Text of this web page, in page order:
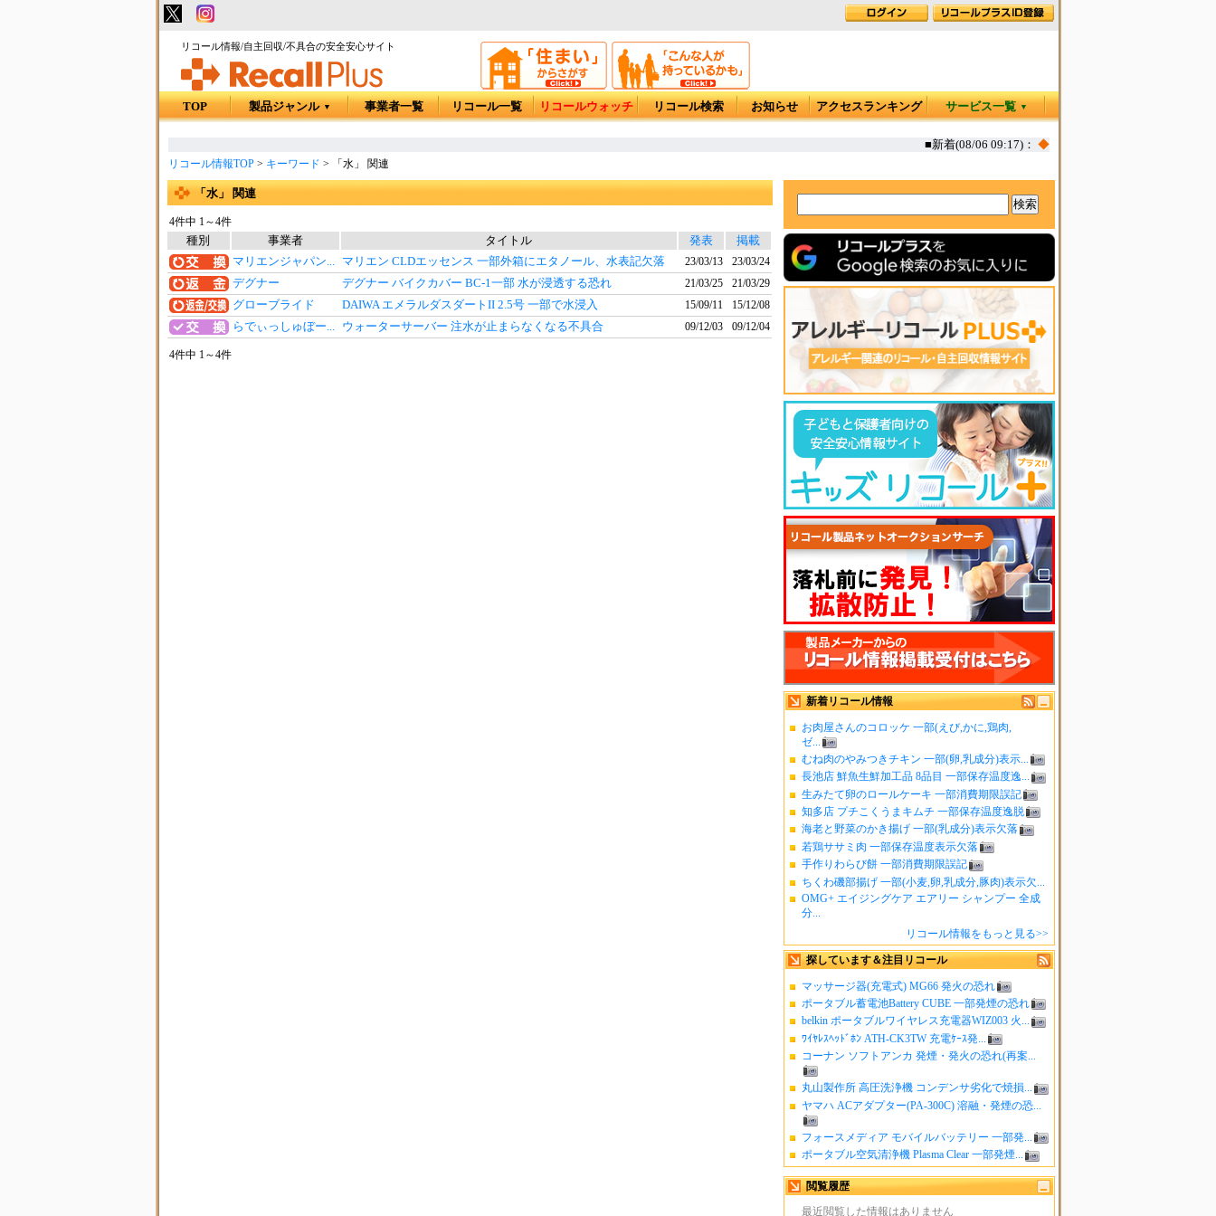
リコール情報/自主回収/不具合の安全安心サイト
TOP 製品ジャンル ▼ 事業者一覧 リコール一覧 リコールウォッチ リコール検索 お知らせ アクセスランキング サービス一覧 ▼
■新着(08/06 09:17)： ◆ お肉屋さんのコロッケ 一部(え
リコール情報TOP> キーワード > 「水」 関連
新着リコール情報
お肉屋さんのコロッケ 一部(えび,かに,鶏肉,
ゼ...
むね肉のやみつきチキン 一部(卵,乳成分)表示...
長池店 鮮魚生鮮加工品 8品目 一部保存温度逸...
生みたて卵のロールケーキ 一部消費期限誤記
知多店 プチこくうまキムチ 一部保存温度逸脱
海老と野菜のかき揚げ 一部(乳成分)表示欠落
若鶏ササミ肉 一部保存温度表示欠落
手作りわらび餅 一部消費期限誤記
ちくわ磯部揚げ 一部(小麦,卵,乳成分,豚肉)表示欠...
OMG+ エイジングケア エアリー シャンプー 全成
分...
リコール情報をもっと見る>>
探しています＆注目リコール
マッサージ器(充電式) MG66 発火の恐れ
ポータブル蓄電池Battery CUBE 一部発煙の恐れ
belkin ポータブルワイヤレス充電器WIZ003 火...
ﾜｲﾔﾚｽﾍｯﾄﾞﾎﾝ ATH-CK3TW 充電ｹｰｽ発...
コーナン ソフトアンカ 発煙・発火の恐れ(再案...
丸山製作所 高圧洗浄機 コンデンサ劣化で焼損...
ヤマハ ACアダプター(PA-300C) 溶融・発煙の恐...
フォースメディア モバイルバッテリー 一部発...
ポータブル空気清浄機 Plasma Clear 一部発煙...
閲覧履歴
最近閲覧した情報はありません
「水」 関連
4件中 1～4件
種別 事業者 タイトル 発表
掲載
マリエンジャパン...
マリエン CLDエッセンス 一部外箱にエタノール、水表記欠落 23/03/13 23/03/24
デグナー デグナー バイクカバー BC-1一部 水が浸透する恐れ 21/03/25 21/03/29
グローブライド DAIWA エメラルダスダートII 2.5号 一部で水浸入 15/09/11 15/12/08
らでぃっしゅぼー... ウォーターサーバー 注水が止まらなくなる不具合 09/12/03 09/12/04
4件中 1～4件